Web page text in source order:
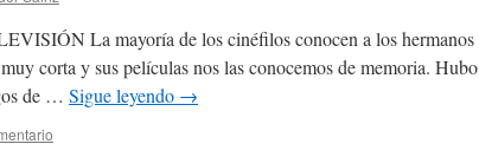
La mayoría de los cinéfilos conocen a los hermanos
corta y sus películas nos las conocemos de memoria. Hubo
de … Sigue leyendo →